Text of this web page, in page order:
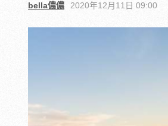
bella儂儂 2020年12月11日 09:00